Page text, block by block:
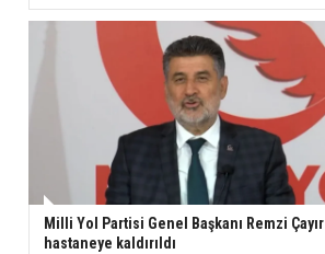
Milli Yol Partisi Genel Başkanı Remzi Çayır
hastaneye kaldırıldı